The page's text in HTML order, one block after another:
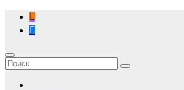
Перейти
содержимому